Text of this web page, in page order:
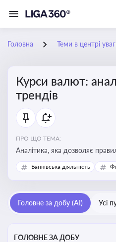
Головна Теми в центрі
Курси валют:
трендів
ПРО ЩО ТЕМА:
Аналітика, яка дозволяє
фінансові ризики та
курсах валют можуть вплинути
Банківська діяльність
Головне за добу (AI) Усі
ГОЛОВНЕ ЗА ДОБУ